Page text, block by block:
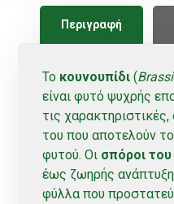
Περιγραφή
Το κουνουπίδι (
είναι φυτό ψυχρής
τις
του που αποτελούν
φυτού. Οι σπόροι του
έως ζωηρής
φύλλα που